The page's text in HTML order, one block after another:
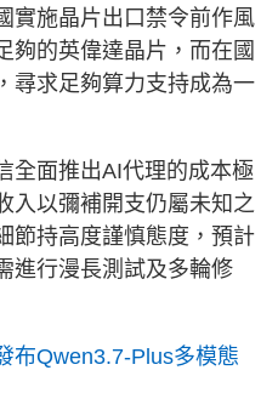
實施晶片出口禁令前作風
夠的英偉達晶片，而在國
尋求足夠算力支持成為一
全面推出AI代理的成本極
入以彌補開支仍屬未知之
節持高度謹慎態度，預計
進行漫長測試及多輪修
布Qwen3.7-Plus多模態